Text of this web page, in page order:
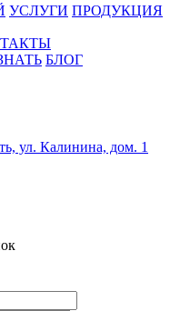
УСЛУГИ ПРОДУКЦИЯ
БЛОГ
ул. Калинина, дом. 1